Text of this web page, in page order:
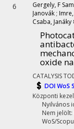
6 Gergely, F
Janovák ;
Csaba,
oxide
CATALYSIS
DOIWoS
Központi
Nyilvános
Nem
WoS/